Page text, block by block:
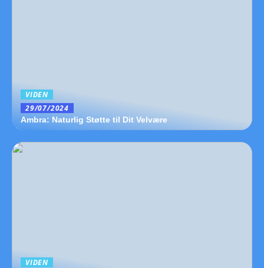
VIDEN
29/07/2024
Ambra: Naturlig Støtte til Dit Velvære
VIDEN